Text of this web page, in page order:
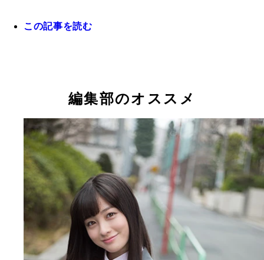
この記事を読む
編集部のオススメ